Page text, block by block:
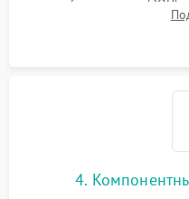
преобразователя (ЭОП)
шумов и засветок.
4.